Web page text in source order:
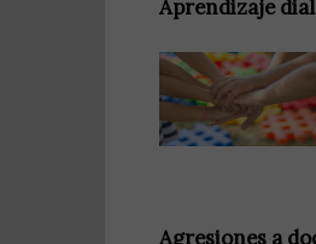
Aprendizaje
Agresiones a